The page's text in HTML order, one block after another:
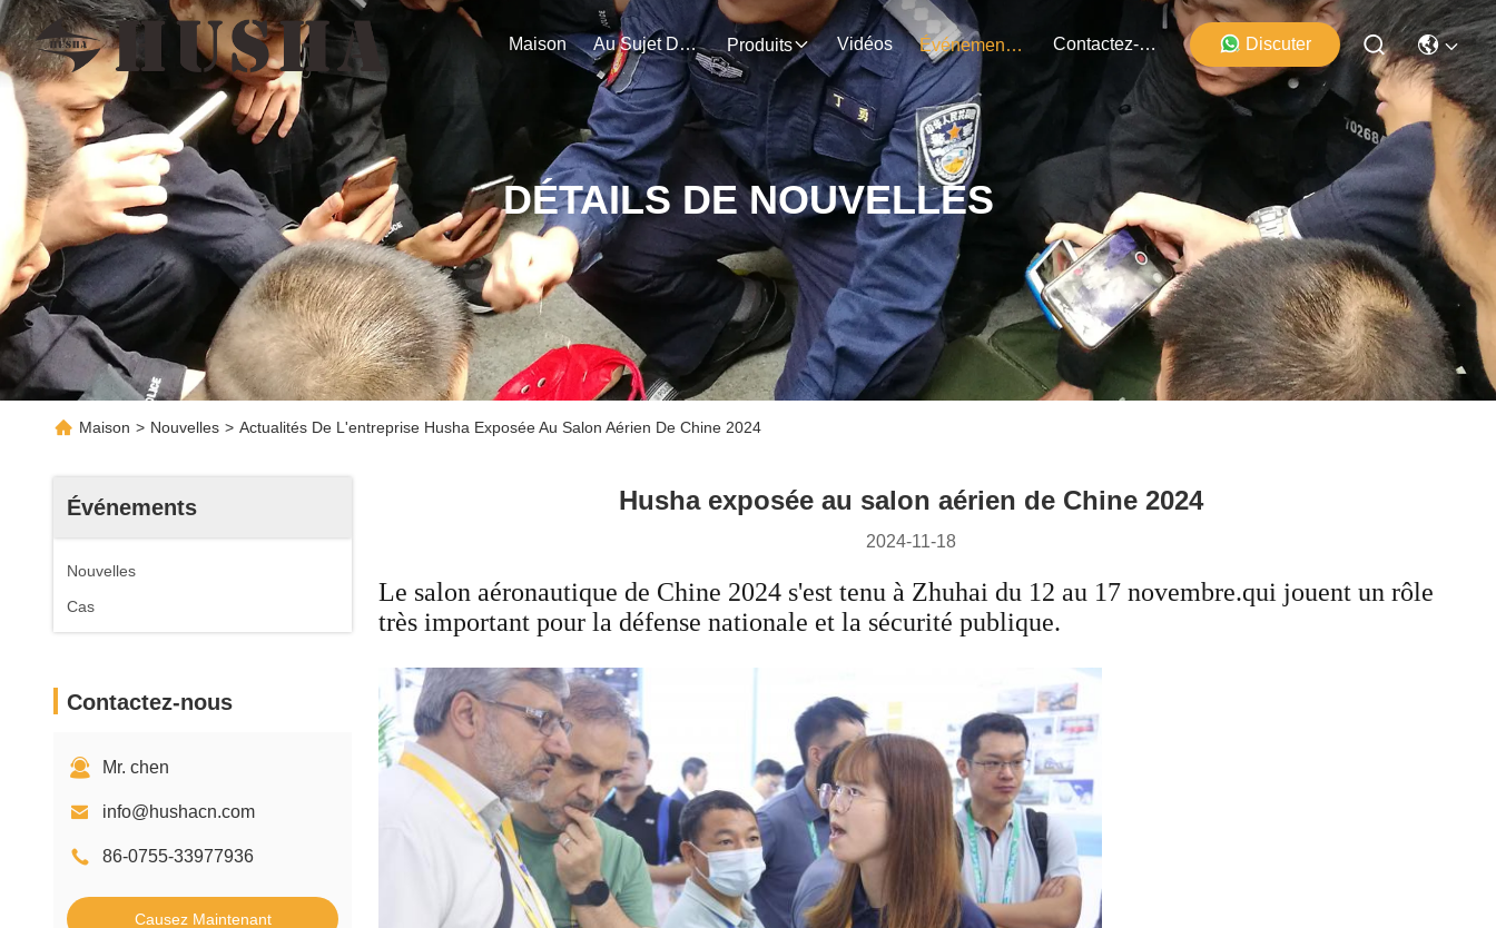
Maison Au Sujet De Nous Produits Vidéos Événements Contactez-Nous Discuter
DÉTAILS DE NOUVELLES
Maison > Nouvelles > Actualités De L'entreprise Husha Exposée Au Salon Aérien De Chine 2024
Événements
Nouvelles
Cas
Contactez-nous
Mr. chen
info@hushacn.com
86-0755-33977936
Causez Maintenant
Husha exposée au salon aérien de Chine 2024
2024-11-18
Le salon aéronautique de Chine 2024 s'est tenu à Zhuhai du 12 au 17 novembre.qui jouent un rôle
très important pour la défense nationale et la sécurité publique.